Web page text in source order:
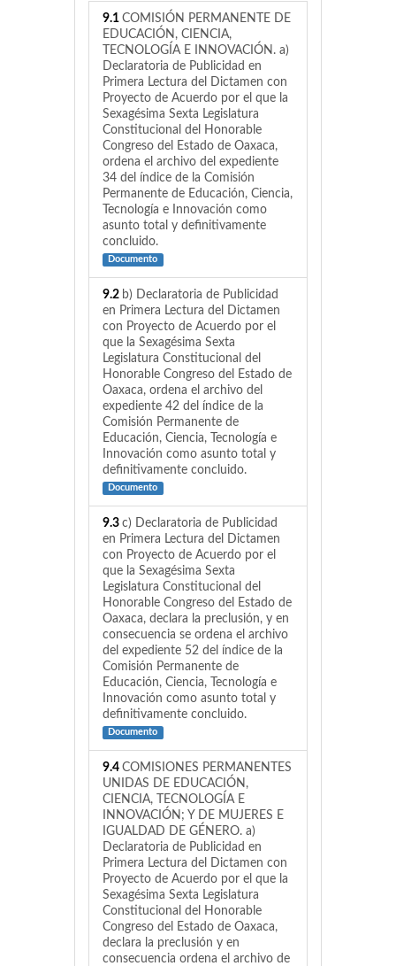
9.1 COMISIÓN PERMANENTE DE
EDUCACIÓN, CIENCIA,
TECNOLOGÍA E INNOVACIÓN. a)
Declaratoria de Publicidad en
Primera Lectura del Dictamen con
Proyecto de Acuerdo por el que la
Sexagésima Sexta Legislatura
Constitucional del Honorable
Congreso del Estado de Oaxaca,
ordena el archivo del expediente
34 del índice de la Comisión
Permanente de Educación, Ciencia,
Tecnología e Innovación como
asunto total y definitivamente
concluido.
Documento
9.2 b) Declaratoria de Publicidad
en Primera Lectura del Dictamen
con Proyecto de Acuerdo por el
que la Sexagésima Sexta
Legislatura Constitucional del
Honorable Congreso del Estado de
Oaxaca, ordena el archivo del
expediente 42 del índice de la
Comisión Permanente de
Educación, Ciencia, Tecnología e
Innovación como asunto total y
definitivamente concluido.
Documento
9.3 c) Declaratoria de Publicidad
en Primera Lectura del Dictamen
con Proyecto de Acuerdo por el
que la Sexagésima Sexta
Legislatura Constitucional del
Honorable Congreso del Estado de
Oaxaca, declara la preclusión, y en
consecuencia se ordena el archivo
del expediente 52 del índice de la
Comisión Permanente de
Educación, Ciencia, Tecnología e
Innovación como asunto total y
definitivamente concluido.
Documento
9.4 COMISIONES PERMANENTES
UNIDAS DE EDUCACIÓN,
CIENCIA, TECNOLOGÍA E
INNOVACIÓN; Y DE MUJERES E
IGUALDAD DE GÉNERO. a)
Declaratoria de Publicidad en
Primera Lectura del Dictamen con
Proyecto de Acuerdo por el que la
Sexagésima Sexta Legislatura
Constitucional del Honorable
Congreso del Estado de Oaxaca,
declara la preclusión y en
consecuencia ordena el archivo de